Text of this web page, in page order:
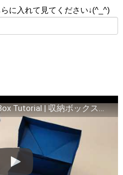
に入れて見てください↓(^_^)
Easy Origami Storage Box Tutorial | 収納ボックス折り紙 | How To Fold A Storage Box | Step by Step Tutorial